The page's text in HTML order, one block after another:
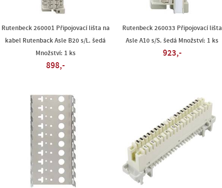
Rutenbeck 260001 Připojovací lišta na
kabel Rutenback Asle B20 s/L. šedá
Množství: 1 ks
898,-
Rutenbeck 260033 Připojovací lišta
Asle A10 s/S. šedá Množství: 1 ks
923,-